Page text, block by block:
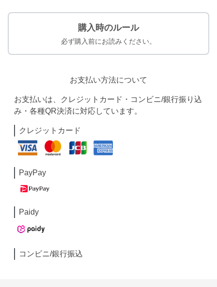
購入時のルール
必ず購入前にお読みください。
お支払い方法について
お支払いは、クレジットカード・コンビニ/銀行振り込
み・各種QR決済に対応しています。
クレジットカード
PayPay
Paidy
コンビニ/銀行振込